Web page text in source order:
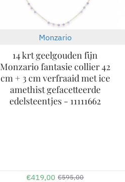
Monzario
14 krt geelgouden fijn
Monzario fantasie collier 42
cm + 3 cm verfraaid met ice
amethist gefacetteerde
edelsteentjes - 11111662
€419,00 €595,00